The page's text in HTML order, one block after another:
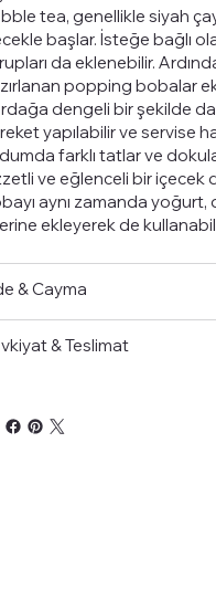
tea, genellikle siyah
başlar. İsteğe bağlı
da eklenebilir.
popping bobalar
dengeli bir şekilde
yapılabilir ve servise
farklı tatlar ve
ve eğlenceli bir içecek
aynı zamanda
ekleyerek de
& Cayma
& Teslimat